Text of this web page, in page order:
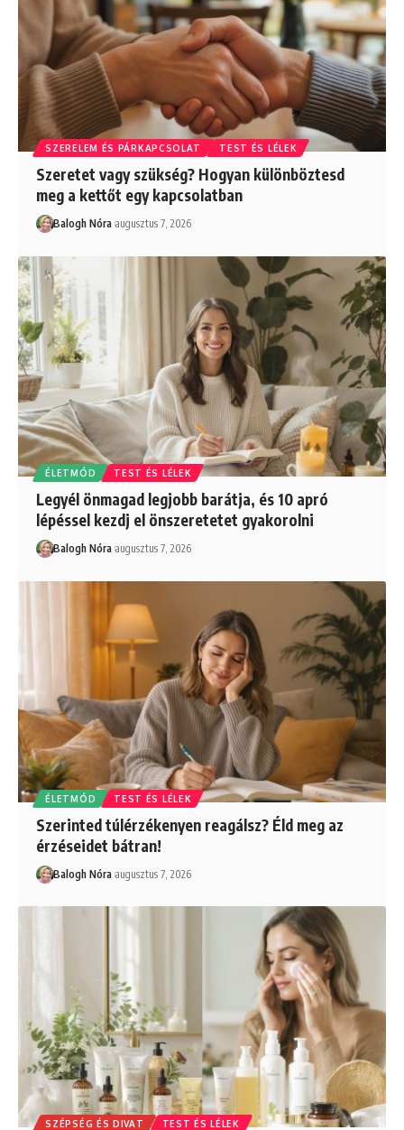
SZERELEM ÉS PÁRKAPCSOLAT TEST ÉS LÉLEK
Szeretet vagy szükség? Hogyan különböztesd
meg a kettőt egy kapcsolatban
Balogh Nóra augusztus 7, 2026
ÉLETMÓD TEST ÉS LÉLEK
Legyél önmagad legjobb barátja, és 10 apró
lépéssel kezdj el önszeretetet gyakorolni
Balogh Nóra augusztus 7, 2026
ÉLETMÓD TEST ÉS LÉLEK
Szerinted túlérzékenyen reagálsz? Éld meg az
érzéseidet bátran!
Balogh Nóra augusztus 7, 2026
SZÉPSÉG ÉS DIVAT TEST ÉS LÉLEK